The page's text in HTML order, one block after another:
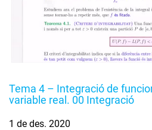
Tema 4 – Integració de
variable real. 00 Integració
1 de des. 2020